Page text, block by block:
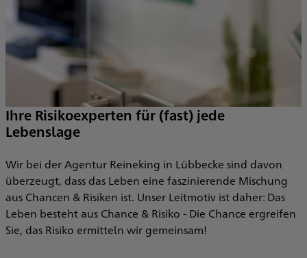
Ihre Risikoexperten für (fast) jede
Lebenslage
Wir bei der Agentur Reineking in Lübbecke sind davon
überzeugt, dass das Leben eine faszinierende Mischung
aus Chancen & Risiken ist. Unser Leitmotiv ist daher: Das
Leben besteht aus Chance & Risiko - Die Chance ergreifen
Sie, das Risiko ermitteln wir gemeinsam!